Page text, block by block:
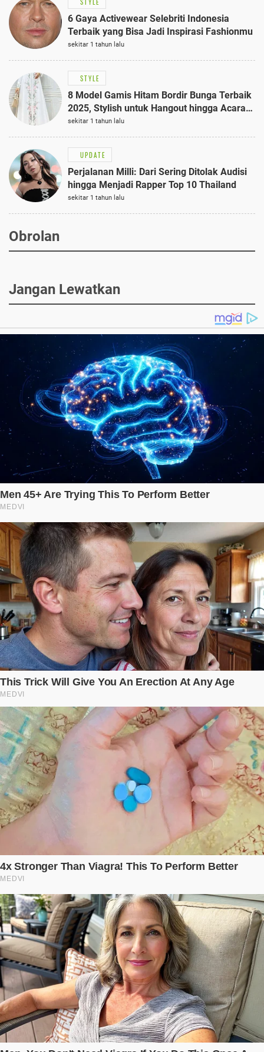
STYLE
6 Gaya Activewear Selebriti Indonesia
Terbaik yang Bisa Jadi Inspirasi Fashionmu
sekitar 1 tahun lalu
STYLE
8 Model Gamis Hitam Bordir Bunga Terbaik
2025, Stylish untuk Hangout hingga Acara
Semi-Formal
sekitar 1 tahun lalu
UPDATE
Perjalanan Milli: Dari Sering Ditolak Audisi
hingga Menjadi Rapper Top 10 Thailand
sekitar 1 tahun lalu
Obrolan
Jangan Lewatkan